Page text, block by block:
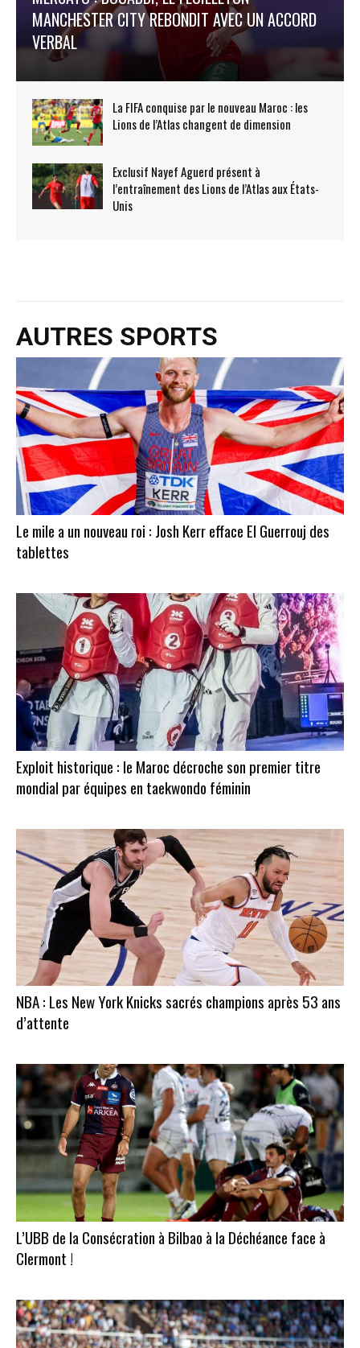
MANCHESTER CITY REBONDIT AVEC UN ACCORD
VERBAL
La FIFA conquise par le nouveau Maroc : les
Lions de l’Atlas changent de dimension
Exclusif Nayef Aguerd présent à
l’entraînement des Lions de l’Atlas aux États-
Unis
AUTRES SPORTS
Le mile a un nouveau roi : Josh Kerr efface El Guerrouj des
tablettes
Exploit historique : le Maroc décroche son premier titre
mondial par équipes en taekwondo féminin
NBA : Les New York Knicks sacrés champions après 53 ans
d’attente
L’UBB de la Consécration à Bilbao à la Déchéance face à
Clermont !